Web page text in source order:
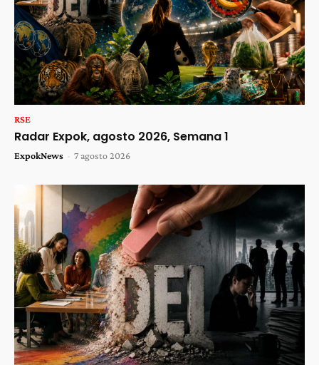
RSE
Radar Expok, agosto 2026, Semana 1
ExpokNews - 7 agosto 2026